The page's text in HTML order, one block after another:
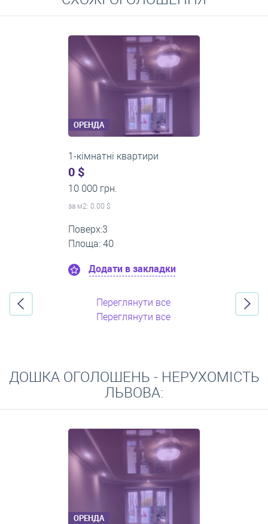
Середні ціни на довготривалу оренду квартир, особняків,
кімнат
ОРЕНДА
1-кімнатні квартири
0 $
11 200 грн.
за м2: 0.00 $
Поверх:1
Площа: 35
Додати в закладки
Переглянути все
Переглянути все
ДОШКА ОГОЛОШЕНЬ - НЕРУХОМІСТЬ
ЛЬВОВА:
ОРЕНДА